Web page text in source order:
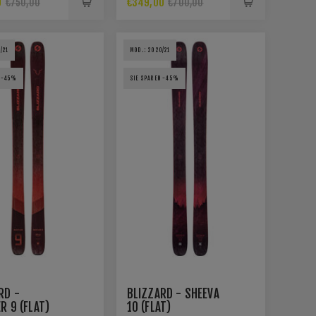
-45%
-
9 (FLAT)
MOD.: 2020/21
SIE SPAREN -45%
BLIZZARD - SHEEVA
10 (FLAT)